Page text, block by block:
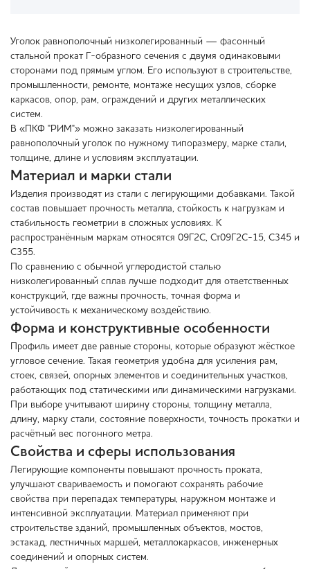
Уголок равнополочный низколегированный — фасонный
стальной прокат Г-образного сечения с двумя одинаковыми
сторонами под прямым углом. Его используют в строительстве,
промышленности, ремонте, монтаже несущих узлов, сборке
каркасов, опор, рам, ограждений и других металлических
систем.
В «ПКФ "РИМ"» можно заказать низколегированный
равнополочный уголок по нужному типоразмеру, марке стали,
толщине, длине и условиям эксплуатации.
Материал и марки стали
Изделия производят из стали с легирующими добавками. Такой
состав повышает прочность металла, стойкость к нагрузкам и
стабильность геометрии в сложных условиях. К
распространённым маркам относятся 09Г2С, Ст09Г2С-15, С345 и
С355.
По сравнению с обычной углеродистой сталью
низколегированный сплав лучше подходит для ответственных
конструкций, где важны прочность, точная форма и
устойчивость к механическому воздействию.
Форма и конструктивные особенности
Профиль имеет две равные стороны, которые образуют жёсткое
угловое сечение. Такая геометрия удобна для усиления рам,
стоек, связей, опорных элементов и соединительных участков,
работающих под статическими или динамическими нагрузками.
При выборе учитывают ширину стороны, толщину металла,
длину, марку стали, состояние поверхности, точность прокатки и
расчётный вес погонного метра.
Свойства и сферы использования
Легирующие компоненты повышают прочность проката,
улучшают свариваемость и помогают сохранять рабочие
свойства при перепадах температуры, наружном монтаже и
интенсивной эксплуатации. Материал применяют при
строительстве зданий, промышленных объектов, мостов,
эстакад, лестничных маршей, металлокаркасов, инженерных
соединений и опорных систем.